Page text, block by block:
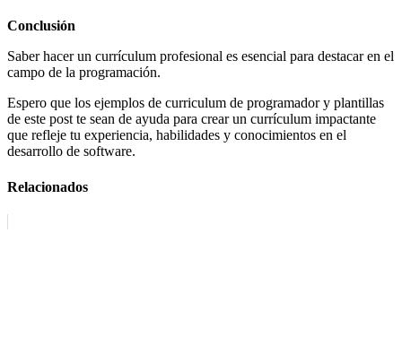
Conclusión
Saber hacer un currículum profesional es esencial para destacar en el
campo de la programación.
Espero que los ejemplos de curriculum de programador y plantillas
de este post te sean de ayuda para crear un currículum impactante
que refleje tu experiencia, habilidades y conocimientos en el
desarrollo de software.
Relacionados